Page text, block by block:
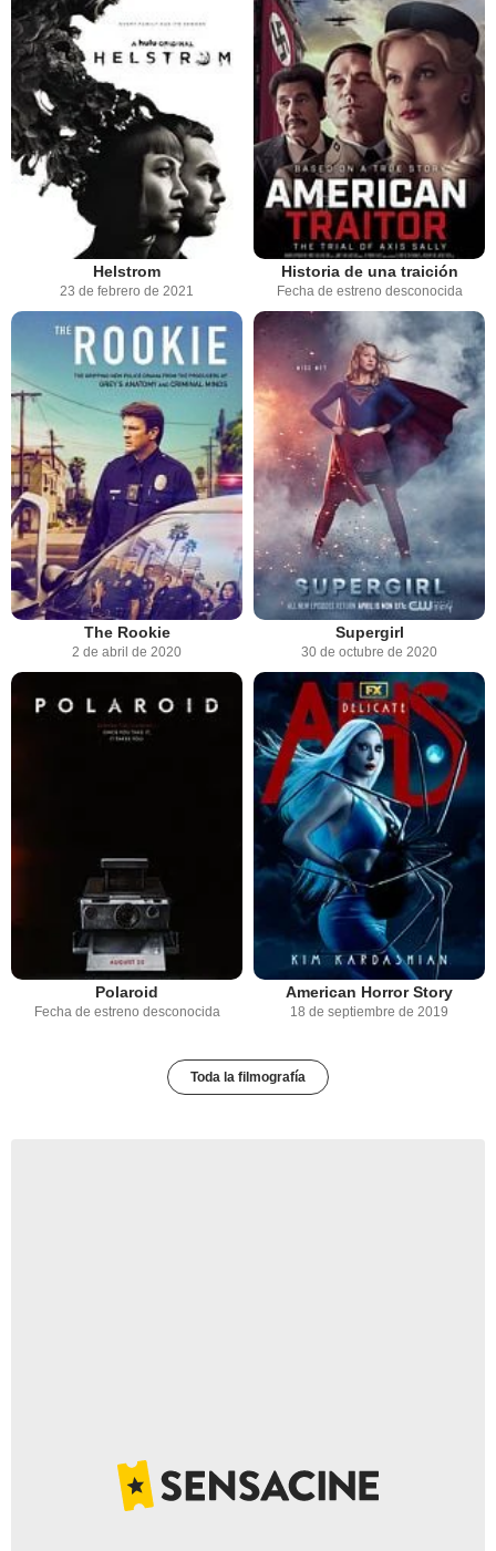
Helstrom
23 de febrero de 2021
Historia de una traición
Fecha de estreno desconocida
The Rookie
2 de abril de 2020
Supergirl
30 de octubre de 2020
Polaroid
Fecha de estreno desconocida
American Horror Story
18 de septiembre de 2019
Toda la filmografía